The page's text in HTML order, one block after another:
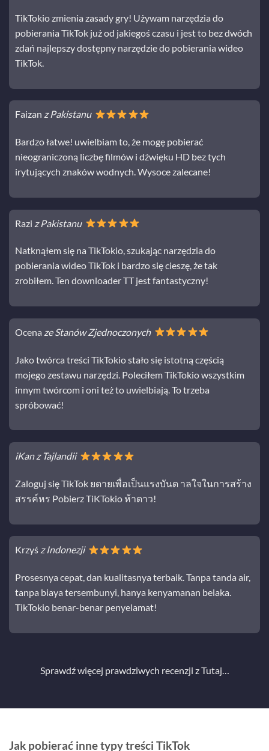
TikTokio zmienia zasady gry! Używam narzędzia do
pobierania TikTok już od jakiegoś czasu i jest to bez dwóch
zdań najlepszy dostępny narzędzie do pobierania wideo
TikTok.
Faizan z Pakistanu
Bardzo łatwe! uwielbiam to, że mogę pobierać
nieograniczoną liczbę filmów i dźwięku HD bez tych
irytujących znaków wodnych. Wysoce zalecane!
Razi z Pakistanu
Natknąłem się na TikTokio, szukając narzędzia do
pobierania wideo TikTok i bardzo się cieszę, że tak
zrobiłem. Ten downloader TT jest fantastyczny!
Ocena ze Stanów Zjednoczonych
Jako twórca treści TikTokio stało się istotną częścią
mojego zestawu narzędzi. Poleciłem TikTokio wszystkim
innym twórcom i oni też to uwielbiają. To trzeba
spróbować!
iKan z Tajlandii
Zaloguj się TikTok ยดายเพื่อเป็นแรงบันด าลใจในการสร้าง
สรรค์หร Pobierz TiKTokio ห้าดาว!
Krzyśz Indonezji
Prosesnya cepat, dan kualitasnya terbaik. Tanpa tanda air,
tanpa biaya tersembunyi, hanya kenyamanan belaka.
TikTokio benar-benar penyelamat!
Sprawdź więcej prawdziwych recenzji zTutaj…
Jak pobierać inne typy treści TikTok